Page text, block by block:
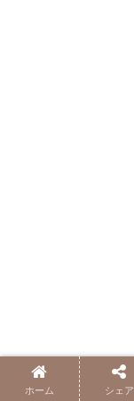
ホーム シェア